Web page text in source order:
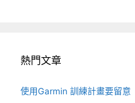
熱門文章
使用Garmin 訓練計畫要留意